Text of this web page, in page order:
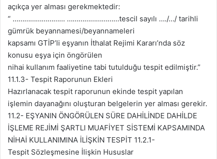
açıkça yer alması gerekmektedir:
“ ……………………… ………………………tescil sayılı …./…/ tarihli
gümrük beyannamesi/beyannameleri
kapsamı GTİP’li eşyanın İthalat Rejimi Kararı’nda söz
konusu eşya için öngörülen
nihai kullanım faaliyetine tabi tutulduğu tespit edilmiştir.”
11.1.3- Tespit Raporunun Ekleri
Hazırlanacak tespit raporunun ekinde tespit yapılan
işlemin dayanağını oluşturan belgelerin yer alması gerekir.
11.2- EŞYANIN ÖNGÖRÜLEN SÜRE DAHİLİNDE DAHİLDE
İŞLEME REJİMİ ŞARTLI MUAFİYET SİSTEMİ KAPSAMINDA
NİHAİ KULLANIMINA İLİŞKİN TESPİT 11.2.1-
Tespit Sözleşmesine İlişkin Hususlar